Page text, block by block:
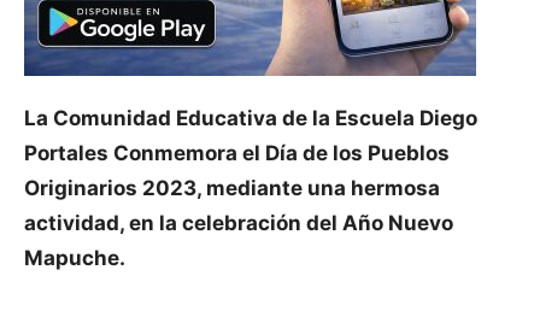
La Comunidad Educativa de la Escuela Diego
Portales Conmemora el Día de los Pueblos
Originarios 2023, mediante una hermosa
actividad, en la celebración del Año Nuevo
Mapuche.